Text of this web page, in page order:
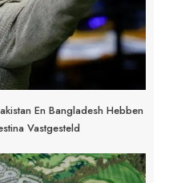
En Bangladesh Hebben
Vastgesteld